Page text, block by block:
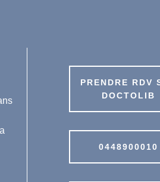
PRENDRE RDV
DOCTOLIB
0448900010